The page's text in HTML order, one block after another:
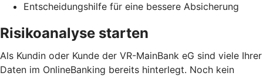
Entscheidungshilfe für eine bessere Absicherung
Risikoanalyse starten
Als Kundin oder Kunde der VR-MainBank eG sind viele Ihrer
Daten im OnlineBanking bereits hinterlegt. Noch kein